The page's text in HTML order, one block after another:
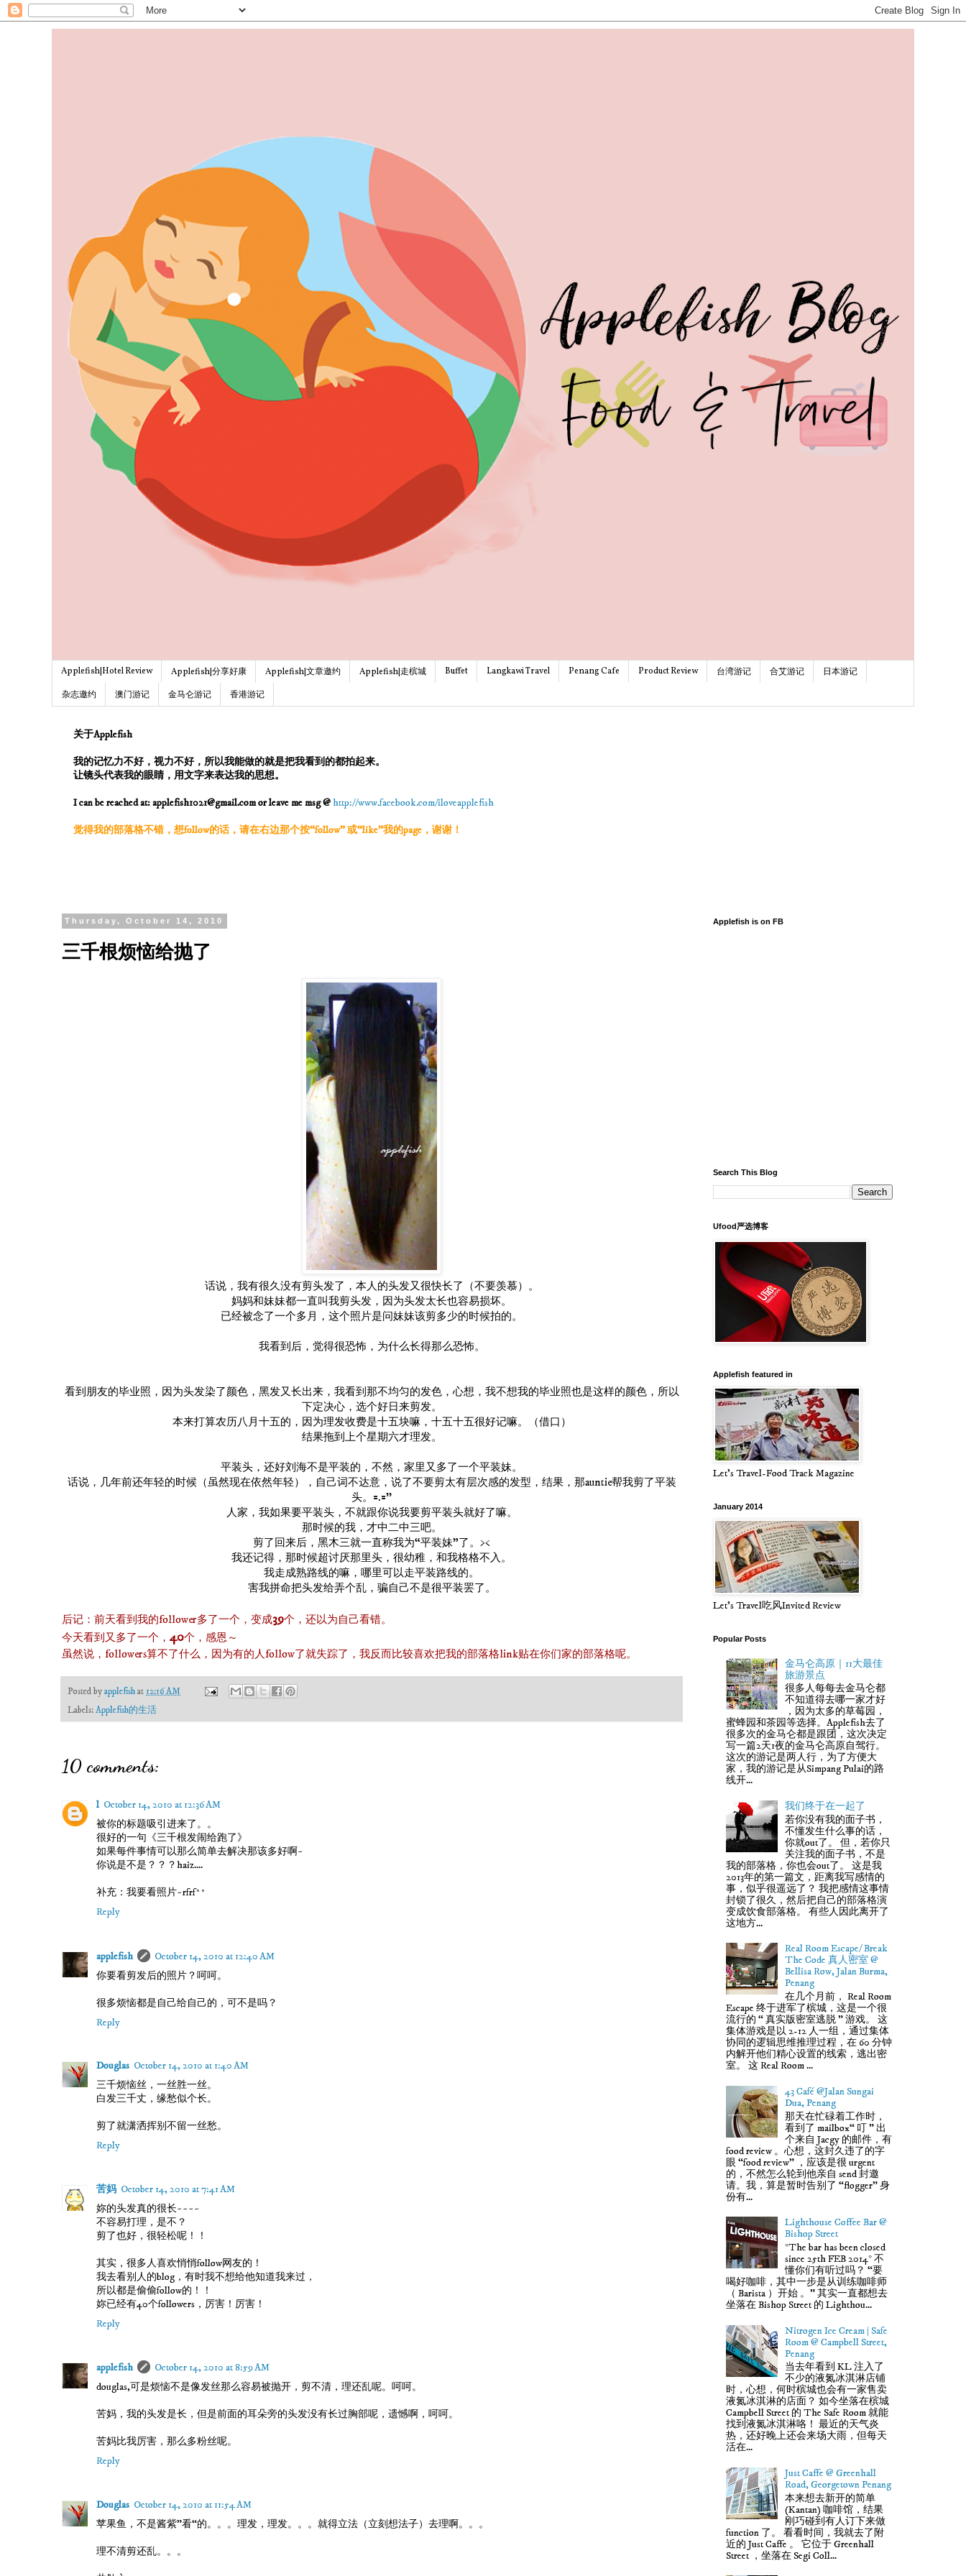
Applefish|Hotel Review Applefish|分享好康 Applefish|文章邀约 Applefish|走槟城 Buffet Langkawi Travel Penang Cafe Product Review 台湾游记 合艾游记
日本游记
杂志邀约
澳门游记 金马仑游记 香港游记
关于Applefish
我的记忆力不好，视力不好，所以我能做的就是把我看到的都拍起来。
让镜头代表我的眼睛，用文字来表达我的思想。
I can be reached at: applefish1021@gmail.com or leave me msg @http://www.facebook.com/iloveapplefish
觉得我的部落格不错，想follow的话，请在右边那个按“follow” 或“like”我的page，谢谢！
Thursday, October 14, 2010
三千根烦恼给抛了
话说，我有很久没有剪头发了，本人的头发又很快长了（不要羡慕）。
妈妈和妹妹都一直叫我剪头发，因为头发太长也容易损坏。
已经被念了一个多月，这个照片是问妹妹该剪多少的时候拍的。
我看到后，觉得很恐怖，为什么长得那么恐怖。
看到朋友的毕业照，因为头发染了颜色，黑发又长出来，我看到那不均匀的发色，心想，我不想我的毕业照也是这样的颜色，所以
下定决心，选个好日来剪发。
本来打算农历八月十五的，因为理发收费是十五块嘛，十五十五很好记嘛。（借口）
结果拖到上个星期六才理发。
平装头，还好刘海不是平装的，不然，家里又多了一个平装妹。
话说，几年前还年轻的时候（虽然现在依然年轻），自己词不达意，说了不要剪太有层次感的发型，结果，那auntie帮我剪了平装
头。=.=''
人家，我如果要平装头，不就跟你说我要剪平装头就好了嘛。
那时候的我，才中二中三吧。
剪了回来后，黑木三就一直称我为“平装妹”了。><
我还记得，那时候超讨厌那里头，很幼稚，和我格格不入。
我走成熟路线的嘛，哪里可以走平装路线的。
害我拼命把头发给弄个乱，骗自己不是很平装罢了。
后记：前天看到我的follower多了一个，变成39个，还以为自己看错。
今天看到又多了一个， 40个，感恩～
虽然说，followers算不了什么，因为有的人follow了就失踪了，我反而比较喜欢把我的部落格link贴在你们家的部落格呢。
Posted by applefish at 12:16 AM
Labels: Applefish的生活
10 comments:
l October 14, 2010 at 12:36 AM
被你的标题吸引进来了。。
很好的一句《三千根发闹给跑了》
如果每件事情可以那么简单去解决那该多好啊~
你说是不是？？？haiz....
补充：我要看照片~rfrf^^
Reply
applefish
October 14, 2010 at 12:40 AM
你要看剪发后的照片？呵呵。
很多烦恼都是自己给自己的，可不是吗？
Reply
Douglas October 14, 2010 at 1:40 AM
三千烦恼丝，一丝胜一丝。
白发三千丈，缘愁似个长。
剪了就潇洒挥别不留一丝愁。
Reply
苦妈 October 14, 2010 at 7:41 AM
妳的头发真的很长~~~~
不容易打理，是不？
剪了也好，很轻松呢！！
其实，很多人喜欢悄悄follow网友的！
我去看别人的blog，有时我不想给他知道我来过，
所以都是偷偷follow的！！
妳已经有40个followers，厉害！厉害！
Reply
applefish
October 14, 2010 at 8:59 AM
douglas,可是烦恼不是像发丝那么容易被抛开，剪不清，理还乱呢。呵呵。
苦妈，我的头发是长，但是前面的耳朵旁的头发没有长过胸部呢，遗憾啊，呵呵。
苦妈比我厉害，那么多粉丝呢。
Reply
Douglas October 14, 2010 at 11:54 AM
苹果鱼，不是酱紫”看“的。。。理发，理发。。。就得立法（立刻想法子）去理啊。。。
理不清剪还乱。。。
Applefish is on FB
Search This Blog
Ufood严选博客
Applefish featured in
Let's Travel-Food Track Magazine
January 2014
Let's Travel吃风Invited Review
Popular Posts
金马仑高原｜11大最佳
旅游景点
很多人每每去金马仑都
不知道得去哪一家才好
，因为太多的草莓园，
蜜蜂园和茶园等选择。Applefish去了
很多次的金马仑都是跟团，这次决定
写一篇2天1夜的金马仑高原自驾行。
这次的游记是两人行，为了方便大
家，我的游记是从Simpang Pulai的路
线开...
我们终于在一起了
若你没有我的面子书，
不懂发生什么事的话，
你就out了。 但，若你只
关注我的面子书，不是
我的部落格，你也会out了。 这是我
2013年的第一篇文，距离我写感情的
事，似乎很遥远了？ 我把感情这事情
封锁了很久，然后把自己的部落格演
变成饮食部落格。 有些人因此离开了
这地方...
Real Room Escape/ Break
The Code 真人密室 @
Bellisa Row, Jalan Burma,
Penang
在几个月前， Real Room
Escape 终于进军了槟城，这是一个很
流行的 “ 真实版密室逃脱 ” 游戏。 这
集体游戏是以 2-12 人一组，通过集体
协同的逻辑思维推理过程，在 60 分钟
内解开他们精心设置的线索，逃出密
室。 这 Real Room ...
43 Café @Jalan Sungai
Dua, Penang
那天在忙碌着工作时，
看到了 mailbox“ 叮 ” 出
个来自 Jacgy 的邮件，有
food review 。心想，这封久违了的字
眼 “food review” ，应该是很 urgent
的，不然怎么轮到他亲自 send 封邀
请。我，算是暂时告别了 “flogger” 身
份有...
Lighthouse Coffee Bar @
Bishop Street
*The bar has been closed
since 25th FEB 2014* 不
懂你们有听过吗？ “要
喝好咖啡，其中一步是从训练咖啡师
（ Barista ）开始 。” 其实一直都想去
坐落在 Bishop Street 的 Lighthou...
Nitrogen Ice Cream | Safe
Room @ Campbell Street,
Penang
当去年看到 KL 注入了
不少的液氮冰淇淋店铺
时，心想，何时槟城也会有一家售卖
液氮冰淇淋的店面？ 如今坐落在槟城
Campbell Street 的 The Safe Room 就能
找到液氮冰淇淋咯！ 最近的天气炎
热，还好晚上还会来场大雨，但每天
活在...
Just Caffe @ Greenhall
Road, Georgetown Penang
本来想去新开的简单
(Kantan) 咖啡馆，结果
刚巧碰到有人订下来做
function 了。 看看时间，我就去了附
近的 Just Caffe 。 它位于 Greenhall
Street ，坐落在 Segi Coll...